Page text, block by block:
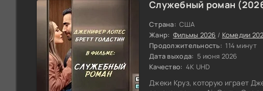
Служебный роман
Страна: США
Жанр: Фильмы 2026 / Комедии
Продолжительность: 114 минут
Дата выхода: 5 июня 2026
Качество: 4K UHD
Джеки Круз, которую играет